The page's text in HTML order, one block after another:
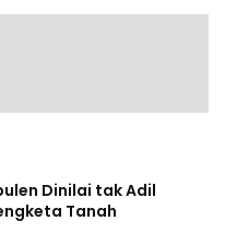
Dinilai tak Adil
Tanah